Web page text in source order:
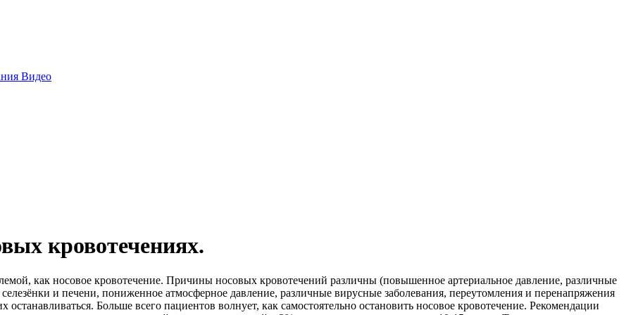
Видео
кровотечениях.
как носовое кровотечение. Причины носовых кровотечений различны (повышенное артериальное давление, различные
и печени, пониженное атмосферное давление, различные вирусные заболевания, переутомления и перенапряжения
Больше всего пациентов волнует, как самостоятельно остановить носовое кровотечение. Рекомендации